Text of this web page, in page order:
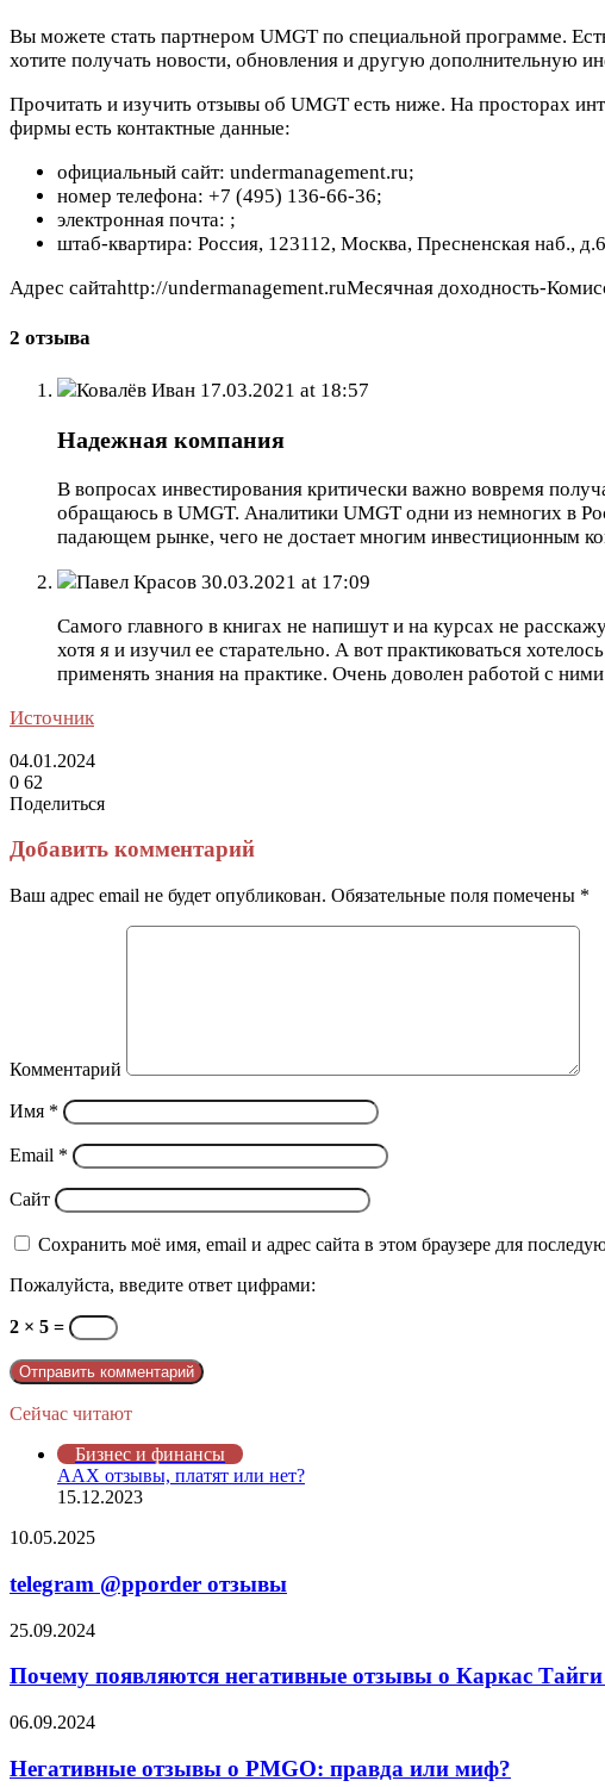
Вы можете стать партнером UMGT по специальной программе.
хотите получать новости, обновления и другую дополнительную
Прочитать и изучить отзывы об UMGT есть ниже. На просторах
фирмы есть контактные данные:
официальный сайт: undermanagement.ru;
номер телефона: +7 (495) 136-66-36;
электронная почта: ;
штаб-квартира: Россия, 123112, Москва, Пресненская наб.,
Адрес сайтаhttp://undermanagement.ruМесячная доходность-
2 отзыва
Ковалёв Иван 17.03.2021 at 18:57
Надежная компания
В вопросах инвестирования критически важно вовремя
обращаюсь в UMGT. Аналитики UMGT одни из немногих в
падающем рынке, чего не достает многим инвестиционным
Павел Красов 30.03.2021 at 17:09
Самого главного в книгах не напишут и на курсах не
хотя я и изучил ее старательно. А вот практиковаться
применять знания на практике. Очень доволен работой с
Источник
04.01.2024
0 62
Поделиться
через
электронную
почту
Добавить комментарий
Ваш адрес email не будет опубликован. Обязательные поля помечены *
Комментарий
Имя *
Email *
Сайт
Сохранить моё имя, email и адрес сайта в этом браузере для
Пожалуйста, введите ответ цифрами:
2 × 5 =
Сейчас читают
Бизнес и финансы
AAX отзывы, платят или нет?
15.12.2023
telegram
отзывы
10.05.2025
telegram @pporder отзывы
Почему
негативные
о
Тайги
и
25.09.2024
Почему появляются негативные отзывы о Каркас
Негативные
о
06.09.2024
Негативные отзывы о PMGO: правда или миф?